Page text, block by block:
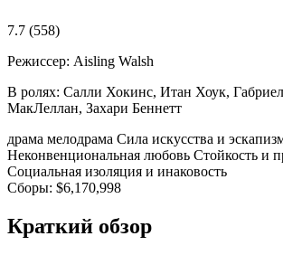
7.7 (558)
Режиссер: Aisling Walsh
В ролях: Салли Хокинс, Итан Хоук,
МакЛеллан, Захари Беннетт
драма мелодрама Сила искусства и
Неконвенциональная любовь Стойкость и
Социальная изоляция и инаковость
Сборы: $6,170,998
Краткий обзор